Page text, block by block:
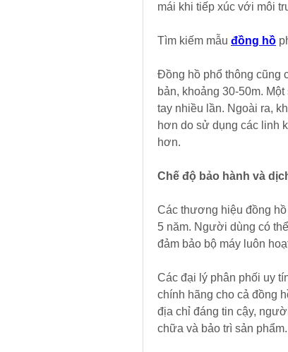
mái khi tiếp xúc với môi
Tìm kiếm mẫu đồng hồ
Đồng hồ phổ thông cũng
bản, khoảng 30-50m.
tay nhiều lần. Ngoài ra,
hơn do sử dụng các linh
hơn.
Chế độ bảo hành và
Các thương hiệu đồng
5 năm. Người dùng có
đảm bảo bộ máy luôn
Các đại lý phân phối uy
chính hãng cho cả đồng
địa chỉ đáng tin cậy,
chữa và bảo trì sản phẩm.